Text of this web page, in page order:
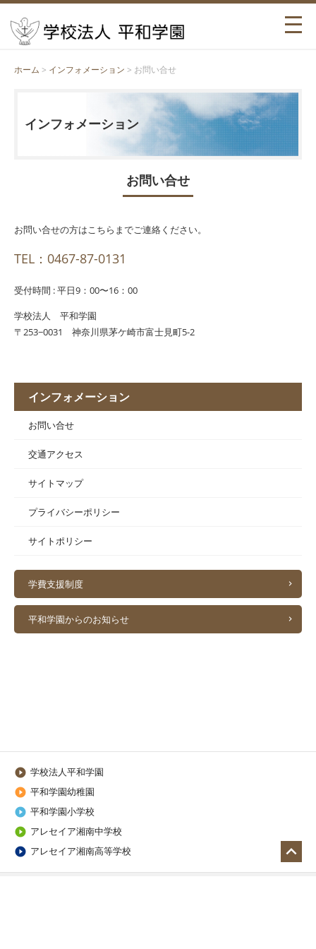
ホーム > インフォメーション > お問い合せ
インフォメーション
お問い合せ
お問い合せの方はこちらまでご連絡ください。
TEL：0467-87-0131
受付時間 : 平日9：00〜16：00
学校法人 平和学園
〒253−0031 神奈川県茅ケ崎市富士見町5-2
インフォメーション
お問い合せ
交通アクセス
サイトマップ
プライバシーポリシー
サイトポリシー
学費支援制度
平和学園からのお知らせ

 学校法人平和学園
 平和学園幼稚園
 平和学園小学校
 アレセイア湘南中学校
 アレセイア湘南高等学校